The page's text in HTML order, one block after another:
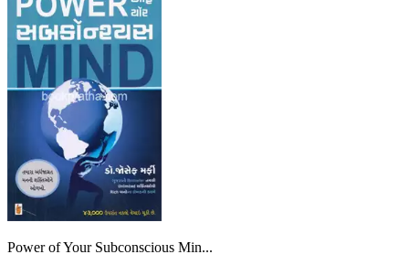
Power of Your Subconscious Min...